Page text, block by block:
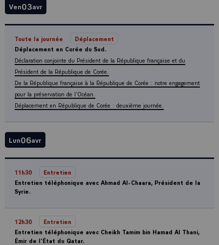
Ven03avr
Toute la journée
Déplacement
Déplacement en Corée du Sud.
Déclaration conjointe du Président de la République française et du
Président de la République de Corée.
De la République française à la République de Corée : notre engagement
pour la préservation de l’Océan.
Déplacement en République de Corée : deuxième journée.
Lun06avr
11h30
Entretien
Entretien téléphonique avec Ahmad Al-Chaara, Président de la
Syrie.
12h30
Entretien
Entretien téléphonique avec Cheikh Tamim bin Hamad Al Thani,
Émir de l’État du Qatar.